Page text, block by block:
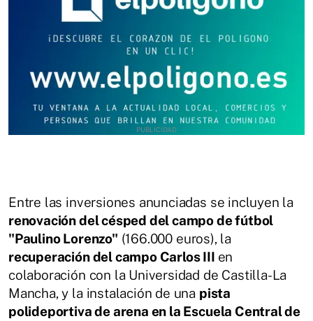
Entre las inversiones anunciadas se incluyen la
renovación del césped del campo de fútbol
"Paulino Lorenzo" (166.000 euros), la
recuperación del campo Carlos III en
colaboración con la Universidad de Castilla-La
Mancha, y la instalación de una pista
polideportiva de arena en la Escuela Central de